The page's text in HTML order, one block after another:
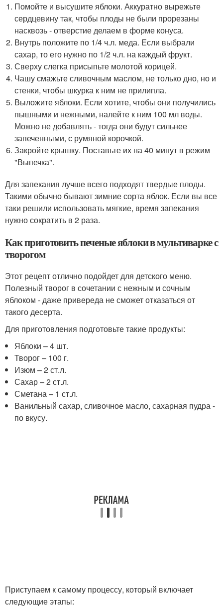
Помойте и высушите яблоки. Аккуратно вырежьте
сердцевину так, чтобы плоды не были прорезаны
насквозь - отверстие делаем в форме конуса.
Внутрь положите по 1/4 ч.л. меда. Если выбрали
сахар, то его нужно по 1/2 ч.л. на каждый фрукт.
Сверху слегка присыпьте молотой корицей.
Чашу смажьте сливочным маслом, не только дно, но и
стенки, чтобы шкурка к ним не прилипла.
Выложите яблоки. Если хотите, чтобы они получились
пышными и нежными, налейте к ним 100 мл воды.
Можно не добавлять - тогда они будут сильнее
запеченными, с румяной корочкой.
Закройте крышку. Поставьте их на 40 минут в режим
"Выпечка".
Для запекания лучше всего подходят твердые плоды.
Такими обычно бывают зимние сорта яблок. Если вы все
таки решили использовать мягкие, время запекания
нужно сократить в 2 раза.
Как приготовить печеные яблоки в мультиварке с
творогом
Этот рецепт отлично подойдет для детского меню.
Полезный творог в сочетании с нежным и сочным
яблоком - даже привереда не сможет отказаться от
такого десерта.
Для приготовления подготовьте такие продукты:
Яблоки – 4 шт.
Творог – 100 г.
Изюм – 2 ст.л.
Сахар – 2 ст.л.
Сметана – 1 ст.л.
Ванильный сахар, сливочное масло, сахарная пудра -
по вкусу.
Приступаем к самому процессу, который включает
следующие этапы: